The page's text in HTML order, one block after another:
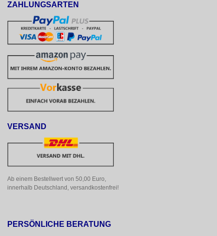
ZAHLUNGSARTEN
VERSAND
Ab einem Bestellwert von 50,00 Euro,
innerhalb Deutschland, versandkostenfrei!
PERSÖNLICHE BERATUNG